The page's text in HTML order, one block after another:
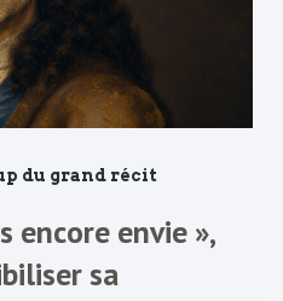
du grand récit
encore envie »,
sa